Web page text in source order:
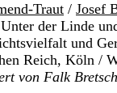
Traut / Josef
der Linde
und
Reich, Köln /
von Falk